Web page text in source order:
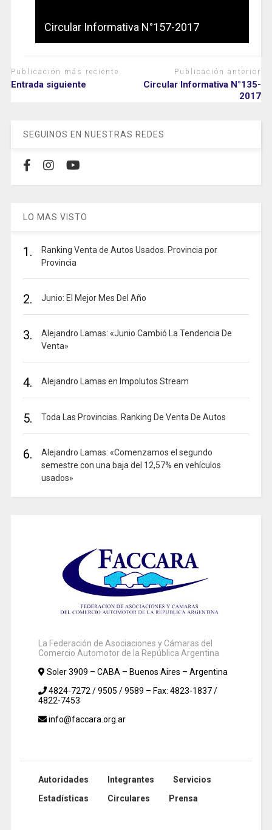
Circular Informativa N°157-2017
Publicación más reciente
Entrada siguiente
Publicación anterior
Circular Informativa N°135-
2017
SEGUINOS EN NUESTRAS REDES
LO MAS VISTO
1.
Ranking Venta de Autos Usados. Provincia por
Provincia
2. Junio: El Mejor Mes Del Año
3.
Alejandro Lamas: «Junio Cambió La Tendencia De
Venta»
4. Alejandro Lamas en Impolutos Stream
5. Toda Las Provincias. Ranking De Venta De Autos
6.
Alejandro Lamas: «Comenzamos el segundo
semestre con una baja del 12,57% en vehículos
usados»
La Federación de Asociaciones y Cámaras del
Comercio Automotor de la República Argentina
Soler 3909 – CABA – Buenos Aires – Argentina
4824-7272 / 9505 / 9589 – Fax: 4823-1837 /
4822-7453
info@faccara.org.ar
Autoridades Integrantes
Servicios
Estadísticas
Circulares Prensa